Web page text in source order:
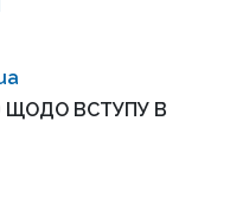
ЩОДО ВСТУПУ В